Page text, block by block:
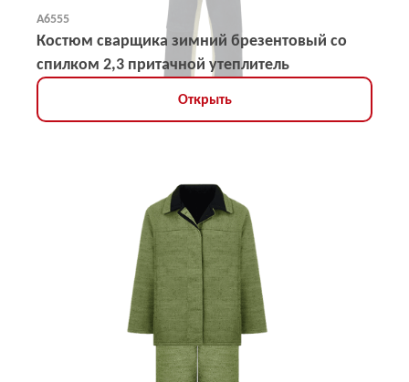
А6555
Костюм сварщика зимний брезентовый со
спилком 2,3 притачной утеплитель
Открыть